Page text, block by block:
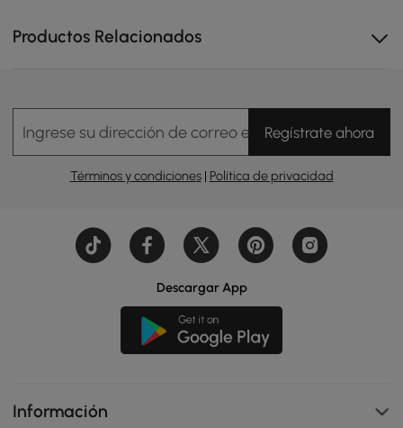
Productos Relacionados
Ingrese su dirección de correo electrónicoRegístrate ahora
Términos y condiciones| Política de privacidad
Descargar App
Información